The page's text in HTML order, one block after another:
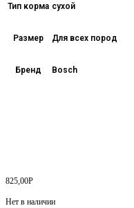
Тип корма сухой
Размер Для всех пород
Бренд Bosch
825,00Р
Нет в наличии